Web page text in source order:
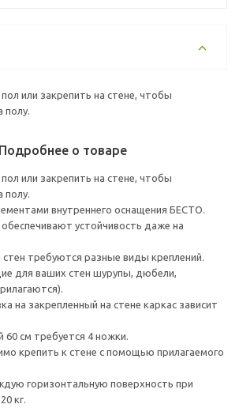
или закрепить на стене, чтобы
полу.
Подробнее о товаре
или закрепить на стене, чтобы
полу.
внутреннего оснащения БЕСТО.
устойчивость даже на
стен требуются разные виды креплений.
для ваших стен шурупы, дюбели,
на закрепленный на стене каркас зависит
см требуется 4 ножки.
крепить к стене с помощью прилагаемого
горизонтальную поверхность при
кг.